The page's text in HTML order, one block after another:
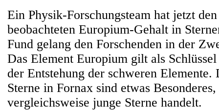
Ein Physik-Forschungsteam hat jetzt
beobachteten Europium-Gehalt in
Fund gelang den Forschenden in der
Das Element Europium gilt als
der Entstehung der schweren Elemente.
Sterne in Fornax sind etwas
vergleichsweise junge Sterne handelt.